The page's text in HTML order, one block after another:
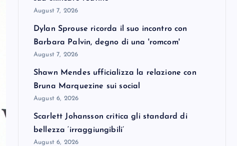
August 7, 2026
Dylan Sprouse ricorda il suo incontro con
Barbara Palvin, degno di una 'romcom'
August 7, 2026
Shawn Mendes ufficializza la relazione con
Bruna Marquezine sui social
August 6, 2026
Scarlett Johansson critica gli standard di
bellezza ‘irraggiungibili’
August 6, 2026